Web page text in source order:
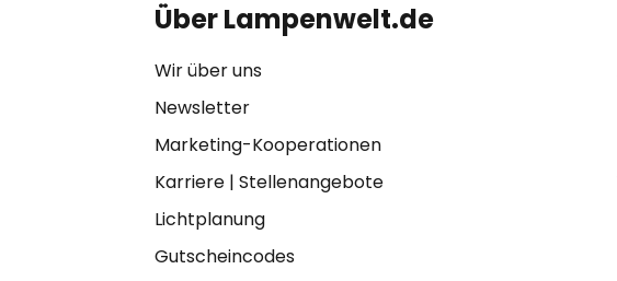
Über Lampenwelt.de
Wir über uns
Newsletter
Marketing-Kooperationen
Karriere| Stellenangebote
Lichtplanung
Gutscheincodes